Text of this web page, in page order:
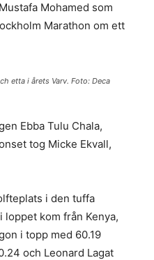
Mohamed som
Marathon om ett
etta i årets Varv. Foto: Deca
Ebba Tulu Chala,
tog Micke Ekvall,
i den tuffa
kom från Kenya,
i topp med 60.19
och Leonard Lagat